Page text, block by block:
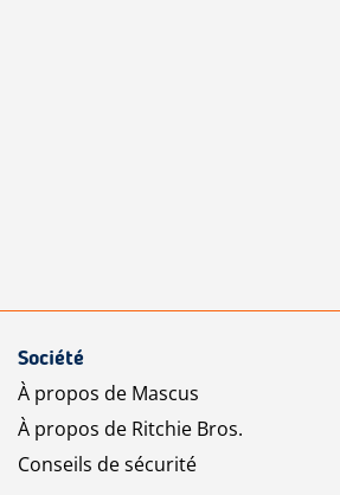
Société
À propos de Mascus
À propos de Ritchie Bros.
Conseils de sécurité